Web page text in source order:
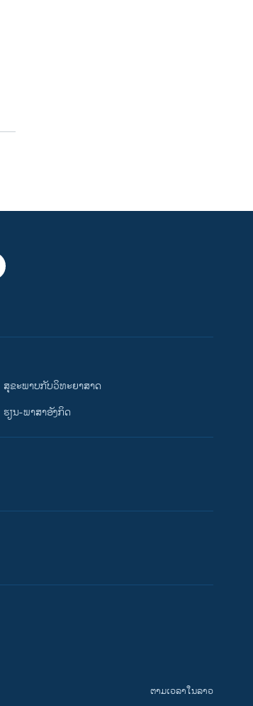
ສຸຂະພາບກັບວິທະຍາສາດ
ຮຽນ-ພາສາອັງກິດ
ຕາມເວລາໃນລາວ